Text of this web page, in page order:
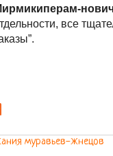
все